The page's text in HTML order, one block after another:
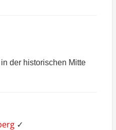
der historischen Mitte
✓